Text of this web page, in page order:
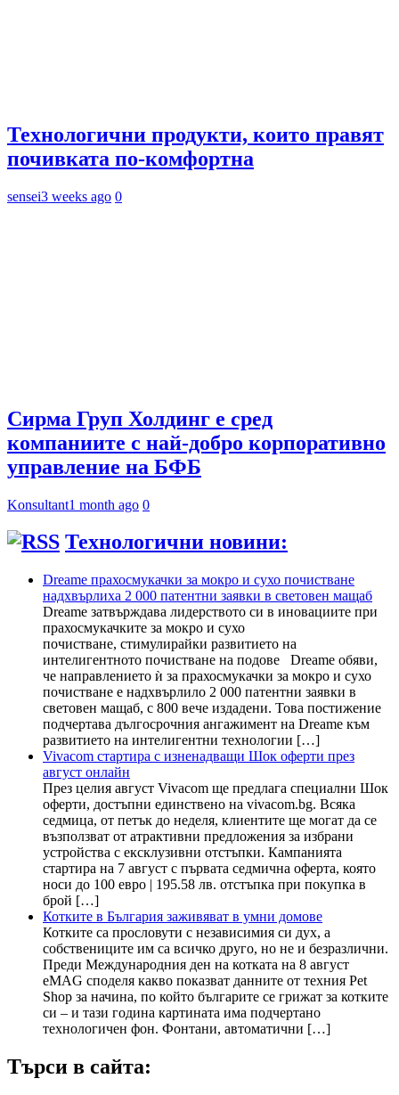
Технологични продукти, които правят
почивката по-комфортна
sensei3 weeks ago 0
Сирма Груп Холдинг е сред
компаниите с най-добро корпоративно
управление на БФБ
Konsultant1 month ago 0
Технологични новини:
Dreame прахосмукачки за мокро и сухо почистване
надхвърлиха 2 000 патентни заявки в световен мащаб
Dreame затвърждава лидерството си в иновациите при
прахосмукачките за мокро и сухо
почистване, стимулирайки развитието на
интелигентното почистване на подове Dreame обяви,
че направлението ѝ за прахосмукачки за мокро и сухо
почистване е надхвърлило 2 000 патентни заявки в
световен мащаб, с 800 вече издадени. Това постижение
подчертава дългосрочния ангажимент на Dreame към
развитието на интелигентни технологии […]
Vivacom стартира с изненадващи Шок оферти през
август онлайн
През целия август Vivacom ще предлага специални Шок
оферти, достъпни единствено на vivacom.bg. Всяка
седмица, от петък до неделя, клиентите ще могат да се
възползват от атрактивни предложения за избрани
устройства с ексклузивни отстъпки. Кампанията
стартира на 7 август с първата седмична оферта, която
носи до 100 евро | 195.58 лв. отстъпка при покупка в
брой […]
Котките в България заживяват в умни домове
Котките са прословути с независимия си дух, а
собствениците им са всичко друго, но не и безразлични.
Преди Международния ден на котката на 8 август
eMAG споделя какво показват данните от техния Pet
Shop за начина, по който българите се грижат за котките
си – и тази година картината има подчертано
технологичен фон. Фонтани, автоматични […]
Търси в сайта: